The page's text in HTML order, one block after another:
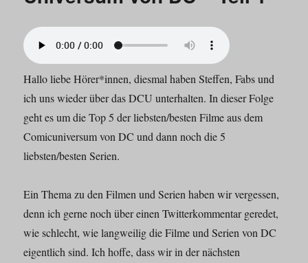
von
Teil
2
Hallo liebe Hörer*innen, diesmal haben Steffen, Fabs und
ich uns wieder über das DCU unterhalten. In dieser Folge
geht es um die Top 5 der liebsten/besten Filme aus dem
Comicuniversum von DC und dann noch die 5
liebsten/besten Serien.
Ein Thema zu den Filmen und Serien haben wir vergessen,
denn ich gerne noch über einen Twitterkommentar geredet,
wie schlecht, wie langweilig die Filme und Serien von DC
eigentlich sind. Ich hoffe, dass wir in der nächsten